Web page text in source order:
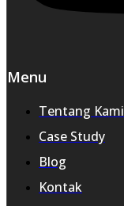
Menu
Tentang Kami
Case Study
Blog
Kontak